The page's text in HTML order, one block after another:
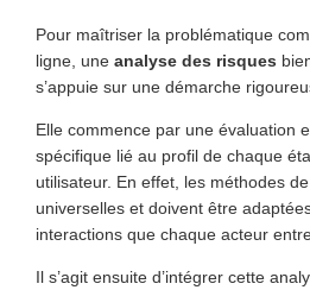
Pour maîtriser la problématique
ligne, une analyse des risques
s’appuie sur une démarche
Elle commence par une évaluation
spécifique lié au profil de chaque
utilisateur. En effet, les méthodes
universelles et doivent être
interactions que chaque acteur
Il s’agit ensuite d’intégrer cette